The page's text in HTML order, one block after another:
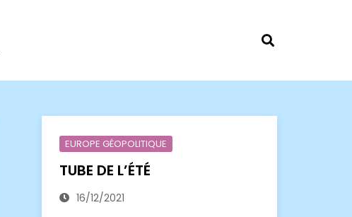
EUROPE GÉOPOLITIQUE
TUBE DE L’ÉTÉ
16/12/2021